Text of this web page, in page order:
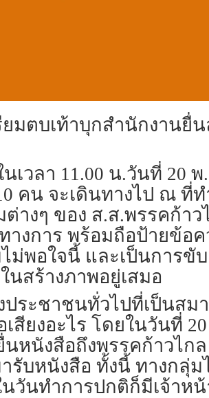
มตบเท้าบุกสำนักงานยื่
เวลา 11.00 น.วันที่ 20
คน จะเดินทางไป ณ ที่ท
างๆ ของ ส.ส.พรรคก้า
งการ พร้อมถือป้ายข้อ
อใจนี้ และเป็นการขับ
สร้างภาพอยู่เสมอ
ประชาชนทั่วไปที่เป็นส
สียงอะไร โดยในวันที่
หนังสือถึงพรรคก้าวไก
รับหนังสือ ทั้งนี้ ทางกลุ่ม
วันทำการปกติก็มีเจ้าห